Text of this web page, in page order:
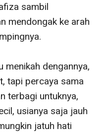
sambil
mendongak ke arah
menikah dengannya,
tapi percaya sama
terbagi untuknya,
usianya saja jauh
jatuh hati